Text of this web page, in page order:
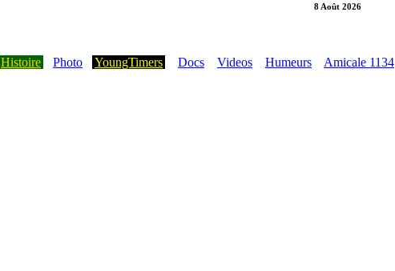
8 Août 2026
Histoire Photo YoungTimers Docs Videos Humeurs Amicale 1134